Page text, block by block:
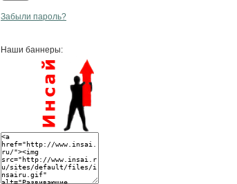
Забыли пароль?
Наши баннеры: